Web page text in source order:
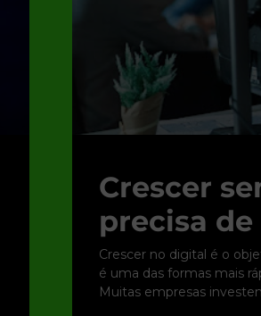
Crescer
precisa
Crescer no digital é o
é uma das formas mais
Muitas empresas